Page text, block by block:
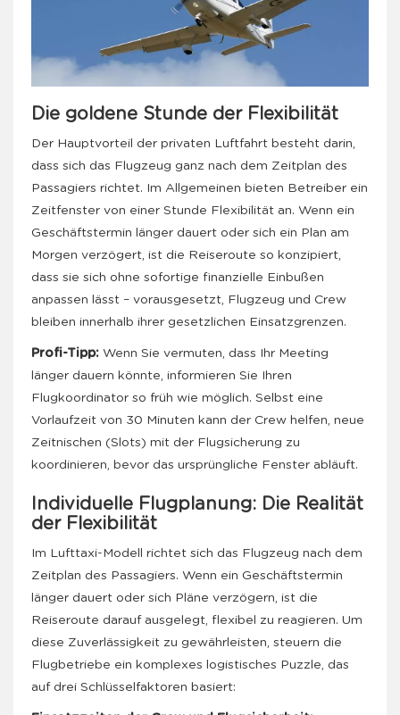
Die goldene Stunde der Flexibilität
Der Hauptvorteil der privaten Luftfahrt besteht darin,
dass sich das Flugzeug ganz nach dem Zeitplan des
Passagiers richtet. Im Allgemeinen bieten Betreiber ein
Zeitfenster von einer Stunde Flexibilität an. Wenn ein
Geschäftstermin länger dauert oder sich ein Plan am
Morgen verzögert, ist die Reiseroute so konzipiert,
dass sie sich ohne sofortige finanzielle Einbußen
anpassen lässt – vorausgesetzt, Flugzeug und Crew
bleiben innerhalb ihrer gesetzlichen Einsatzgrenzen.
Profi-Tipp: Wenn Sie vermuten, dass Ihr Meeting
länger dauern könnte, informieren Sie Ihren
Flugkoordinator so früh wie möglich. Selbst eine
Vorlaufzeit von 30 Minuten kann der Crew helfen, neue
Zeitnischen (Slots) mit der Flugsicherung zu
koordinieren, bevor das ursprüngliche Fenster abläuft.
Individuelle Flugplanung: Die Realität
der Flexibilität
Im Lufttaxi-Modell richtet sich das Flugzeug nach dem
Zeitplan des Passagiers. Wenn ein Geschäftstermin
länger dauert oder sich Pläne verzögern, ist die
Reiseroute darauf ausgelegt, flexibel zu reagieren. Um
diese Zuverlässigkeit zu gewährleisten, steuern die
Flugbetriebe ein komplexes logistisches Puzzle, das
auf drei Schlüsselfaktoren basiert: